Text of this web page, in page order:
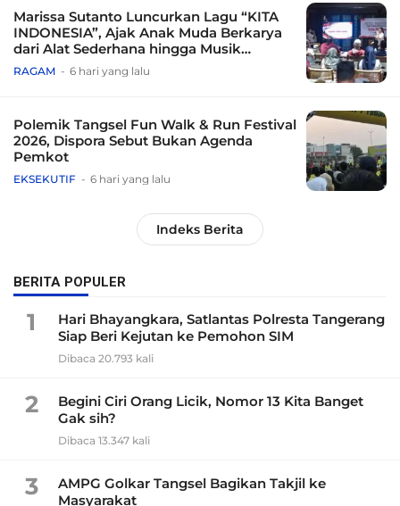
Marissa Sutanto Luncurkan Lagu “KITA
INDONESIA”, Ajak Anak Muda Berkarya
dari Alat Sederhana hingga Musik
Tradisional
RAGAM 6 hari yang lalu
Polemik Tangsel Fun Walk & Run Festival
2026, Dispora Sebut Bukan Agenda
Pemkot
EKSEKUTIF 6 hari yang lalu
Indeks Berita
BERITA POPULER
1
Hari Bhayangkara, Satlantas Polresta Tangerang
Siap Beri Kejutan ke Pemohon SIM
Dibaca 20.793 kali
2
Begini Ciri Orang Licik, Nomor 13 Kita Banget
Gak sih?
Dibaca 13.347 kali
3
AMPG Golkar Tangsel Bagikan Takjil ke
Masyarakat